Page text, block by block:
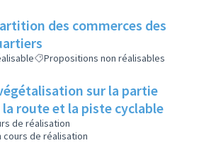
des commerces des
Propositions non réalisables
sur la partie
route et la piste cyclable
de réalisation
de réalisation